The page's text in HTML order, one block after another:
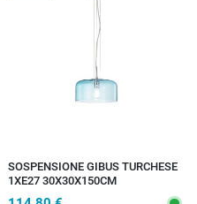
SOSPENSIONE GIBUS TURCHESE
1XE27 30X30X150CM